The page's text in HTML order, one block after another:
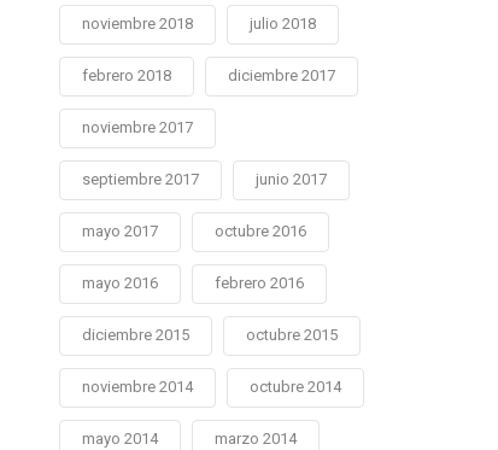
noviembre 2018 julio 2018
febrero 2018 diciembre 2017
noviembre 2017
septiembre 2017 junio 2017
mayo 2017 octubre 2016
mayo 2016 febrero 2016
diciembre 2015 octubre 2015
noviembre 2014 octubre 2014
mayo 2014 marzo 2014